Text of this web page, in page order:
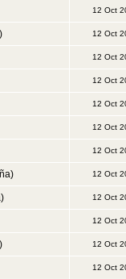
12 Oct
12 Oct
12 Oct
12 Oct
12 Oct
12 Oct
12 Oct
12 Oct
12 Oct
12 Oct
12 Oct
12 Oct